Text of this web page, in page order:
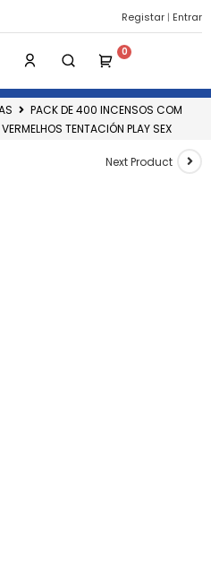
Registar | Entrar
PACK DE 400 INCENSOS COM
TENTACIÓN PLAY SEX
Next Product